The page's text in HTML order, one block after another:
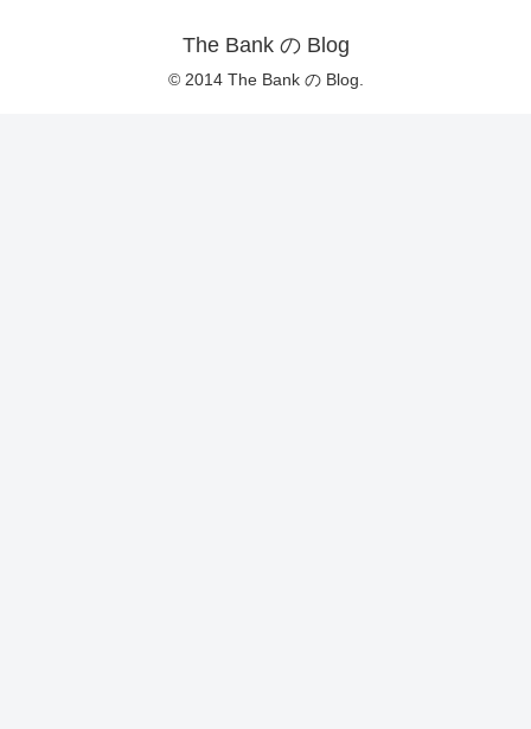
The Bank の Blog
© 2014 The Bank の Blog.